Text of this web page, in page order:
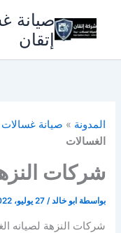
المحتوى
صيانة
إتقان
المدونة » صيانة
الغسالات
شركات
بواسطة ابو خالد/27 يوليو، 2022
شركات النزهة لصيانه